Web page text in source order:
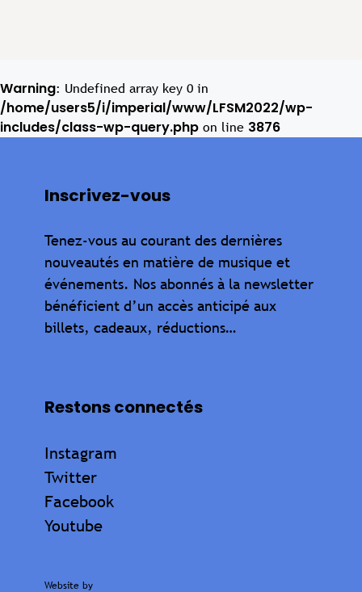
Warning: Undefined array key 0 in
/home/users5/i/imperial/www/LFSM2022/wp-
includes/class-wp-query.php on line 3876
Inscrivez-vous
Tenez-vous au courant des dernières
nouveautés en matière de musique et
événements. Nos abonnés à la newsletter
bénéficient d’un accès anticipé aux
billets, cadeaux, réductions…
Restons connectés
Instagram
Twitter
Facebook
Youtube
Website by